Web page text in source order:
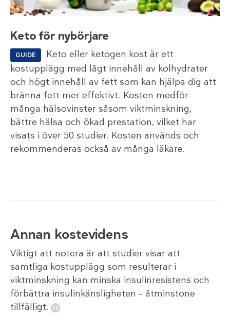
Keto för nybörjare
GUIDE
Keto eller ketogen kost är ett
kostupplägg med lågt innehåll av kolhydrater
och högt innehåll av fett som kan hjälpa dig att
bränna fett mer effektivt. Kosten medför
många hälsovinster såsom viktminskning,
bättre hälsa och ökad prestation, vilket har
visats i över 50 studier. Kosten används och
rekommenderas också av många läkare.
Annan kostevidens
Viktigt att notera är att studier visar att
samtliga kostupplägg som resulterar i
viktminskning kan minska insulinresistens och
förbättra insulinkänsligheten – åtminstone
tillfälligt.